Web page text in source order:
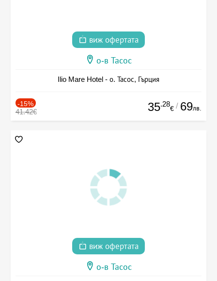
виж офертата
о-в Тасос
Ilio Mare Hotel - о. Тасос, Гърция
-15%
41.42€ 35.28
€ / 69лв.
виж офертата
о-в Тасос